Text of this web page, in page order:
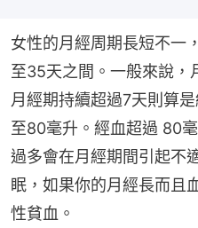
女性的月經周期長短不一
至35天之間。一般來說，
月經期持續超過7天則算
至80毫升。經血超過 80
過多會在月經期間引起不
眠，如果你的月經長而且
性貧血。